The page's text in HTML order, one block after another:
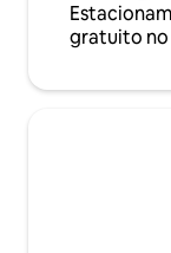
gratuito no